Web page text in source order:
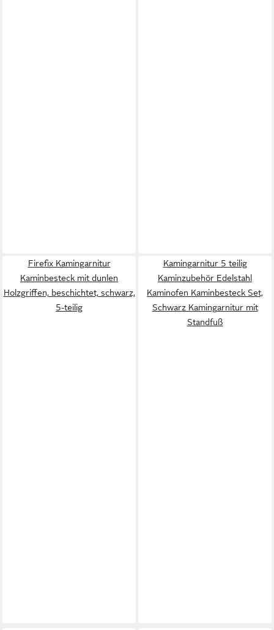
Firefix Kamingarnitur
Kaminbesteck mit dunlen
Holzgriffen, beschichtet, schwarz,
5-teilig
Kamingarnitur 5 teilig
Kaminzubehör Edelstahl
Kaminofen Kaminbesteck Set,
Schwarz Kamingarnitur mit
Standfuß